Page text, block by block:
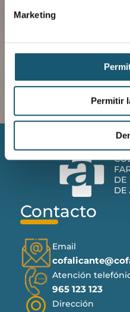
Marketing
Permitir
Peticiones
Descargar aplicación
Contacto
Email
Atención
965 123 123
Dirección